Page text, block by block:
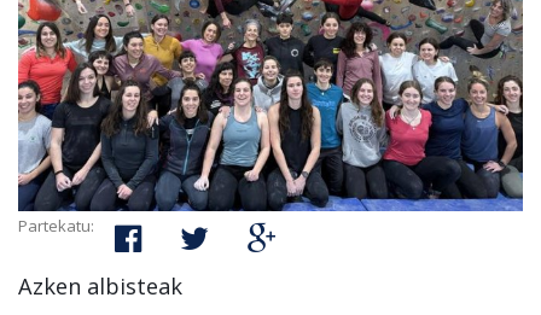
Partekatu:
Azken albisteak